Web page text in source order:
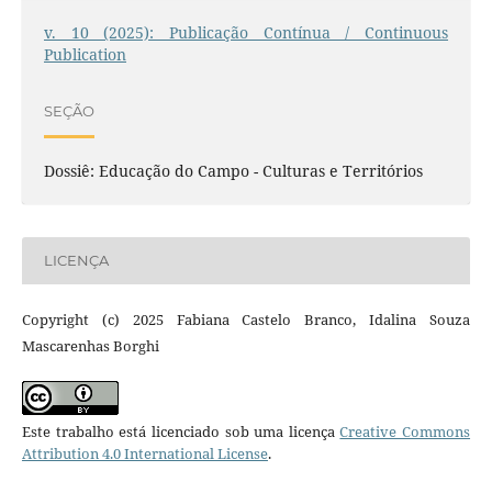
v. 10 (2025): Publicação Contínua / Continuous
Publication
SEÇÃO
Dossiê: Educação do Campo - Culturas e Territórios
LICENÇA
Copyright (c) 2025 Fabiana Castelo Branco, Idalina Souza
Mascarenhas Borghi
Este trabalho está licenciado sob uma licençaCreative Commons
Attribution 4.0 International License.